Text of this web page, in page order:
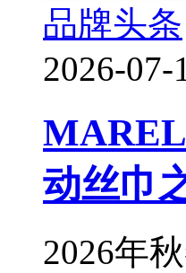
品牌头条
2026-07-
动丝巾
2026年